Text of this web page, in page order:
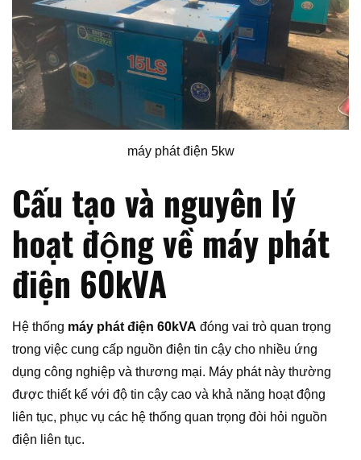
máy phát điện 5kw
Cấu tạo và nguyên lý
hoạt động về máy phát
điện 60kVA
Hệ thống máy phát điện 60kVA đóng vai trò quan trọng
trong việc cung cấp nguồn điện tin cậy cho nhiều ứng
dụng công nghiệp và thương mại. Máy phát này thường
được thiết kế với độ tin cậy cao và khả năng hoạt động
liên tục, phục vụ các hệ thống quan trọng đòi hỏi nguồn
điện liên tục.